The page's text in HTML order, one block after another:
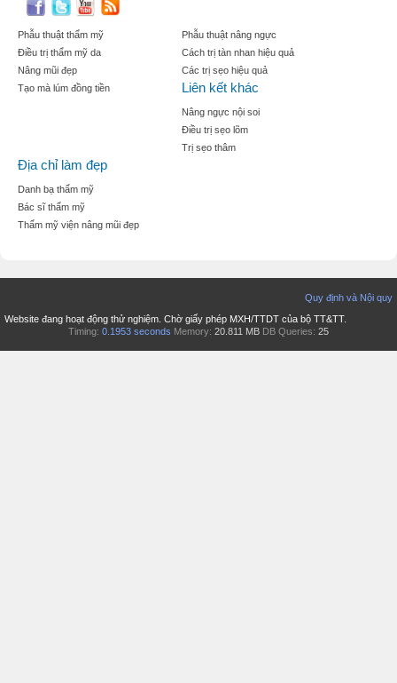
Phẫu thuật thẩm mỹ
Điều trị thẩm mỹ da
Nâng mũi đẹp
Tạo mà lúm đồng tiền
Phẫu thuật nâng ngực
Cách trị tàn nhan hiệu quả
Các trị sẹo hiệu quả
Liên kết khác
Nâng ngực nội soi
Điều trị sẹo lõm
Trị sẹo thâm
Địa chỉ làm đẹp
Danh bạ thẩm mỹ
Bác sĩ thẩm mỹ
Thẩm mỹ viện nâng mũi đẹp
Quy định và Nội quy
Website đang hoạt động thử nghiệm. Chờ giấy phép MXH/TTDT của bộ TT&TT.
Timing: 0.1953 seconds Memory: 20.811 MB DB Queries: 25